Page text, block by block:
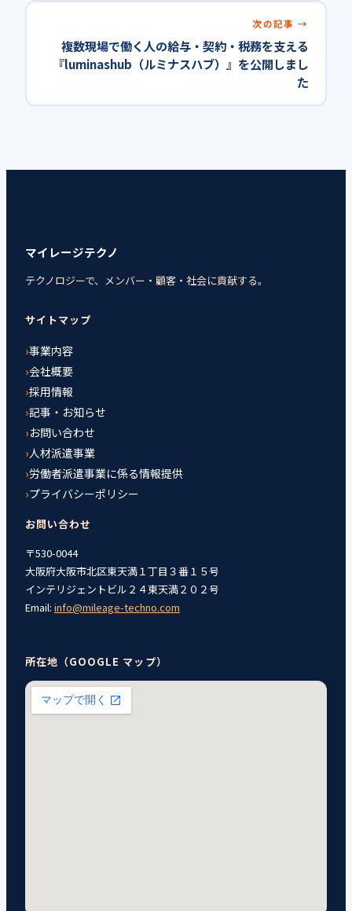
次の記事
複数現場で働く人の給与・契約・税務を支える
『luminashub（ルミナスハブ）』を公開しまし
た
マイレージテクノ
テクノロジーで、メンバー・顧客・社会に貢献する。
サイトマップ
事業内容
会社概要
採用情報
記事・お知らせ
お問い合わせ
人材派遣事業
労働者派遣事業に係る情報提供
プライバシーポリシー
お問い合わせ
〒530-0044
大阪府大阪市北区東天満１丁目３番１５号
インテリジェントビル２４東天満２０２号
Email: info@mileage-techno.com
所在地（GOOGLE マップ）